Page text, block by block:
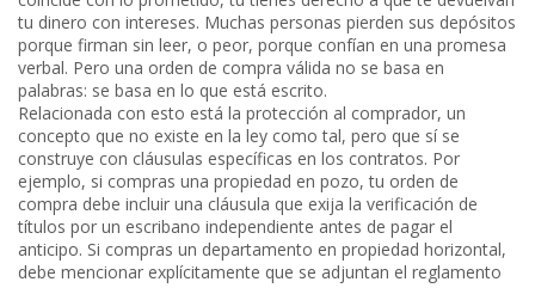
tu dinero con intereses. Muchas personas pierden sus depósitos
porque firman sin leer, o peor, porque confían en una promesa
verbal. Pero una orden de compra válida no se basa en
palabras: se basa en lo que está escrito.
Relacionada con esto está laprotección al comprador, un
concepto que no existe en la ley como tal, pero que sí se
construye con cláusulas específicas en los contratos. Por
ejemplo, si compras una propiedad en pozo, tu orden de
compra debe incluir una cláusula que exija la verificación de
títulos por un escribano independiente antes de pagar el
anticipo. Si compras un departamento en propiedad horizontal,
debe mencionar explícitamente que se adjuntan el reglamento